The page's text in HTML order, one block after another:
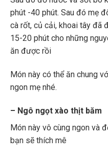
phút -40 phút. Sau đó mẹ
cà rốt, củ cải, khoai tây đã
15-20 phút cho những
ăn được rồi
Món này có thể ăn chung
ngon mẹ nhé.
– Ngô ngọt xào thịt băm
Món này vô cùng ngon và
bạn sẽ thích mê